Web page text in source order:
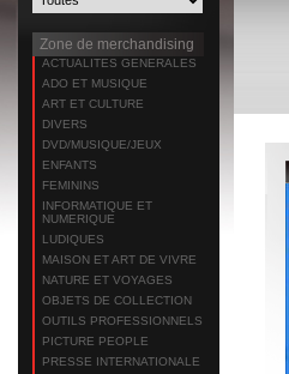
Zone de merchandising
ACTUALITES GENERALES
ADO ET MUSIQUE
ART ET CULTURE
DIVERS
DVD/MUSIQUE/JEUX
ENFANTS
FEMININS
INFORMATIQUE ET
NUMERIQUE
LUDIQUES
MAISON ET ART DE VIVRE
NATURE ET VOYAGES
OBJETS DE COLLECTION
OUTILS PROFESSIONNELS
PICTURE PEOPLE
PRESSE INTERNATIONALE